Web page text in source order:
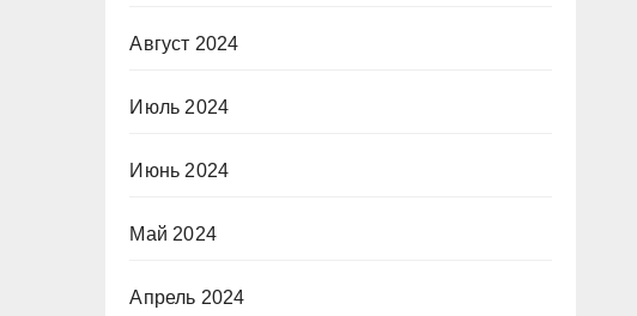
Август 2024
Июль 2024
Июнь 2024
Май 2024
Апрель 2024